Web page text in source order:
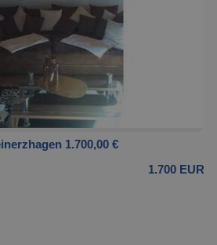
1.700,00 €
1.700 EUR